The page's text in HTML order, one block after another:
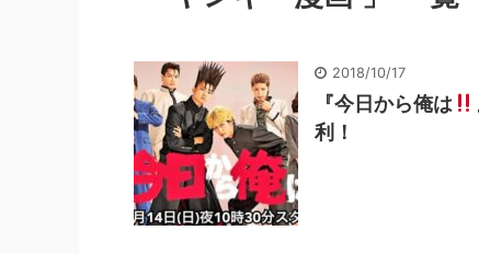
2018/10/17
『今日から俺は
利！